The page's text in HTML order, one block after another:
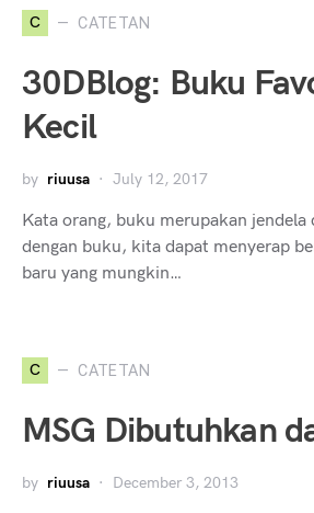
C CATETAN
30DBlog: Buku
Kecil
by riuusa July 12, 2017
Kata orang, buku merupakan jendela
dengan buku, kita dapat menyerap
baru yang mungkin…
C CATETAN
MSG Dibutuhkan
by riuusa December 3, 2013